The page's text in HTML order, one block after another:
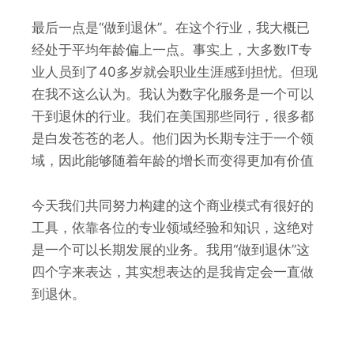
最后一点是“做到退休”。在这个行业，我大概已
经处于平均年龄偏上一点。事实上，大多数IT专
业人员到了40多岁就会职业生涯感到担忧。但现
在我不这么认为。我认为数字化服务是一个可以
干到退休的行业。我们在美国那些同行，很多都
是白发苍苍的老人。他们因为长期专注于一个领
域，因此能够随着年龄的增长而变得更加有价值
今天我们共同努力构建的这个商业模式有很好的
工具，依靠各位的专业领域经验和知识，这绝对
是一个可以长期发展的业务。我用“做到退休”这
四个字来表达，其实想表达的是我肯定会一直做
到退休。